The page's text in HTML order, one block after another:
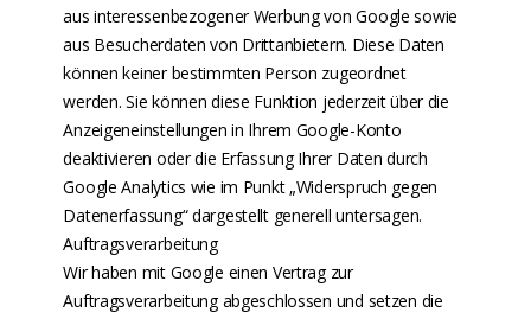
aus interessenbezogener Werbung von Google sowie
aus Besucherdaten von Drittanbietern. Diese Daten
können keiner bestimmten Person zugeordnet
werden. Sie können diese Funktion jederzeit über die
Anzeigeneinstellungen in Ihrem Google-Konto
deaktivieren oder die Erfassung Ihrer Daten durch
Google Analytics wie im Punkt „Widerspruch gegen
Datenerfassung“ dargestellt generell untersagen.
Auftragsverarbeitung
Wir haben mit Google einen Vertrag zur
Auftragsverarbeitung abgeschlossen und setzen die